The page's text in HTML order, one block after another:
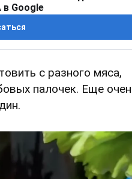
в Google
с разного мяса,
палочек. Еще